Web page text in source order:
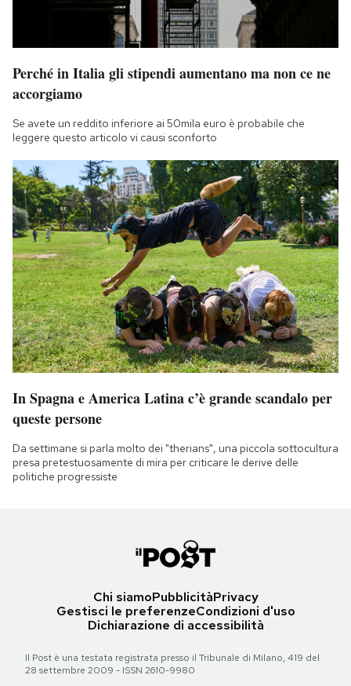
Perché in Italia gli stipendi aumentano ma non ce ne
accorgiamo
Se avete un reddito inferiore ai 50mila euro è probabile che
leggere questo articolo vi causi sconforto
In Spagna e America Latina c’è grande scandalo per
queste persone
Da settimane si parla molto dei "therians", una piccola sottocultura
presa pretestuosamente di mira per criticare le derive delle
politiche progressiste
Chi siamoPubblicitàPrivacy
Gestisci le preferenzeCondizioni d'uso
Dichiarazione di accessibilità
Il Post è una testata registrata presso il Tribunale di Milano, 419 del
28 settembre 2009 - ISSN 2610-9980